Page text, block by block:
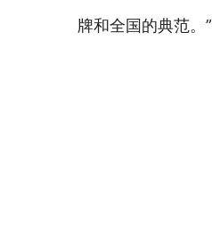
牌和全国的典范。”